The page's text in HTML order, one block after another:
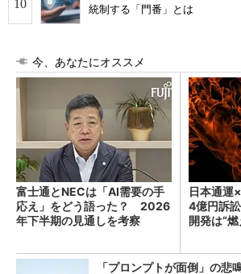
統制する「門番」とは
今、あなたにオススメ
富士通とNECは「AI需要の手
応え」をどう語った？ 2026
年下半期の見通しを考察
日本通運
4億円訴
開発は“
「プロンプトが面倒」の